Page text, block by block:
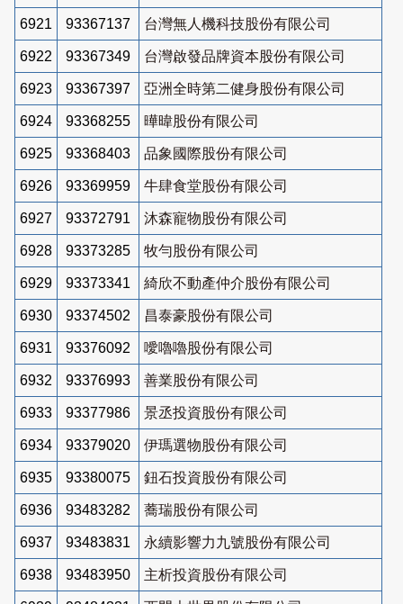
6921 93367137 台灣無人機科技股份有限公司
6922 93367349 台灣啟發品牌資本股份有限公司
6923 93367397 亞洲全時第二健身股份有限公司
6924 93368255 曄暐股份有限公司
6925 93368403 品象國際股份有限公司
6926 93369959 牛肆食堂股份有限公司
6927 93372791 沐森寵物股份有限公司
6928 93373285 牧勻股份有限公司
6929 93373341 綺欣不動產仲介股份有限公司
6930 93374502 昌泰豪股份有限公司
6931 93376092 噯嚕嚕股份有限公司
6932 93376993 善業股份有限公司
6933 93377986 景丞投資股份有限公司
6934 93379020 伊瑪選物股份有限公司
6935 93380075 鈕石投資股份有限公司
6936 93483282 蕎瑞股份有限公司
6937 93483831 永續影響力九號股份有限公司
6938 93483950 主析投資股份有限公司